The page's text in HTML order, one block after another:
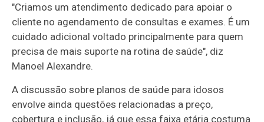
"Criamos um atendimento dedicado para apoiar o
cliente no agendamento de consultas e exames. É um
cuidado adicional voltado principalmente para quem
precisa de mais suporte na rotina de saúde", diz
Manoel Alexandre.
A discussão sobre planos de saúde para idosos
envolve ainda questões relacionadas a preço,
cobertura e inclusão, já que essa faixa etária costuma